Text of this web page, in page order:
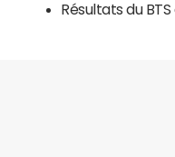
Résultats du